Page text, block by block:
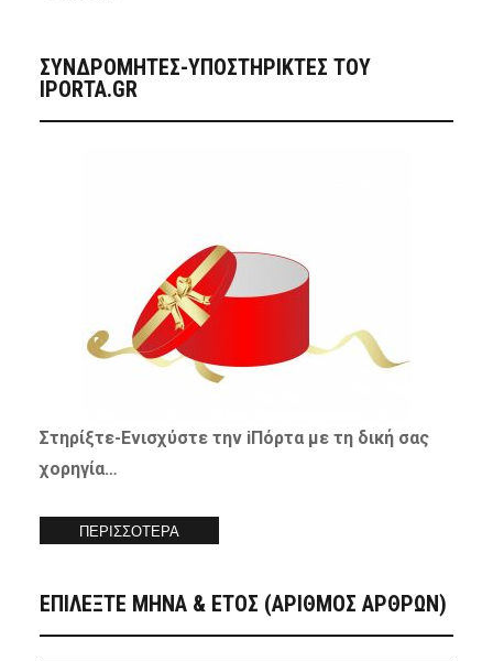
ΣΥΝΔΡΟΜΗΤΈΣ-ΥΠΟΣΤΗΡΙΚΤΈΣ ΤΟΥ
IPORTA.GR
Στηρίξτε-Ενισχύστετην iΠόρτα με τη δική σας
χορηγία…
ΠΕΡΙΣΣΟΤΕΡΑ
ΕΠΙΛΕΞΤΕ ΜΗΝΑ & ΕΤΟΣ (ΑΡΙΘΜΟΣ ΑΡΘΡΩΝ)